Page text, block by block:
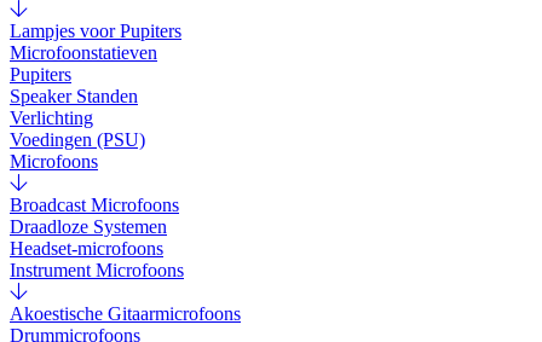
Lampjes voor Pupiters
Microfoonstatieven
Pupiters
Speaker Standen
Verlichting
Voedingen (PSU)
Microfoons
Broadcast Microfoons
Draadloze Systemen
Headset-microfoons
Instrument Microfoons
Akoestische Gitaarmicrofoons
Drummicrofoons